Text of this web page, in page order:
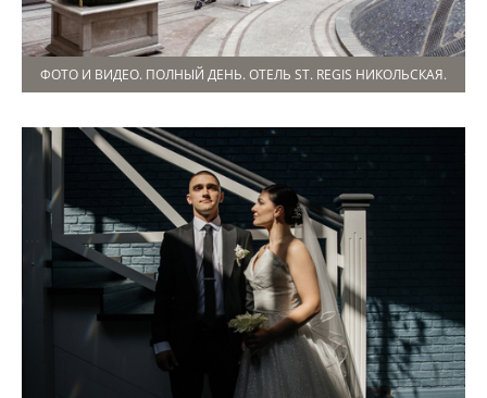
ФОТО И ВИДЕО. ПОЛНЫЙ ДЕНЬ. ОТЕЛЬ ST. REGIS НИКОЛЬСКАЯ.